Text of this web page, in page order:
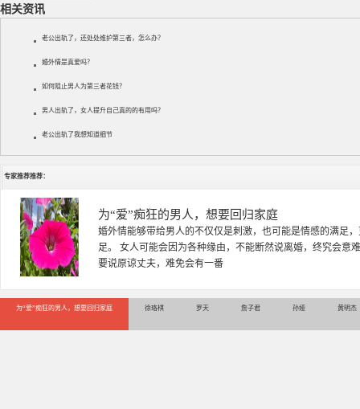
相关资讯
老公出轨了，还处处维护第三者，怎么办？
婚外情是真爱吗？
如何阻止男人为第三者花钱？
男人出轨了，女人提升自己真的的有用吗？
老公出轨了我想知道细节
专家推荐推荐：
徐珞棋
徐珞棋，婚姻家庭咨询师，毕业于重庆师范大学心理学专业
多年，对婚姻情感分析、恋爱择偶、夫妻关系，情感挽回、
千小时，积累了丰富的咨
为“爱”痴狂的男人，想要回归家庭 徐珞棋 罗天 詹子君 孙娅 黄明杰